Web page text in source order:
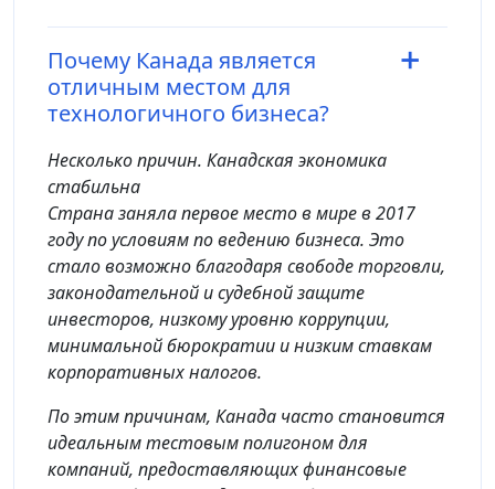
Почему Канада является
отличным местом для
технологичного бизнеса?
Несколько причин. Канадская экономика
стабильна
Страна заняла первое место в мире в 2017
году по условиям по ведению бизнеса. Это
стало возможно благодаря свободе торговли,
законодательной и судебной защите
инвесторов, низкому уровню коррупции,
минимальной бюрократии и низким ставкам
корпоративных налогов.
По этим причинам, Канада часто становится
идеальным тестовым полигоном для
компаний, предоставляющих финансовые